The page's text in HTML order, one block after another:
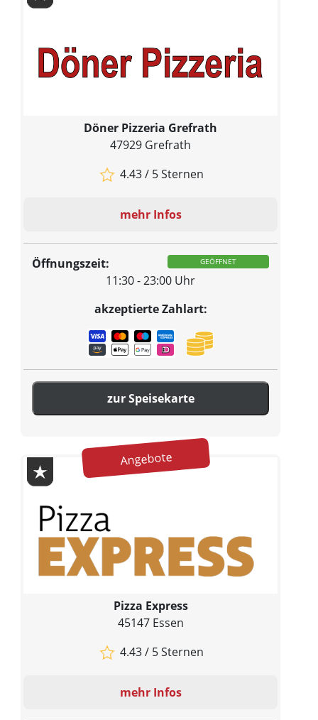
Döner Pizzeria Grefrath
47929 Grefrath
4.43 / 5 Sternen
mehr Infos
Öffnungszeit: GEÖFFNET
11:30 - 23:00 Uhr
akzeptierte Zahlart:
zur Speisekarte
Angebote
Pizza Express
45147 Essen
4.43 / 5 Sternen
mehr Infos